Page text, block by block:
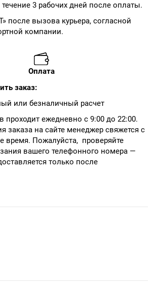
3 рабочих дней после оплаты.
после вызова курьера, согласной
компании.
Оплата
заказ:
или безналичный расчет
проходит ежедневно с 9:00 до 22:00.
заказа на сайте менеджер свяжется с
время. Пожалуйста, проверяйте
вашего телефонного номера —
только после